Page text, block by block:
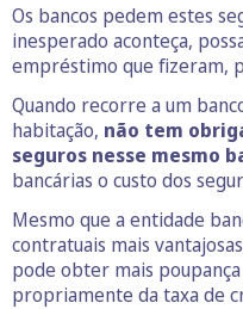
Os bancos pedem estes
inesperado aconteça,
empréstimo que fizeram,
Quando recorre a um
habitação, não tem
seguros nesse mesmo
bancárias o custo dos
Mesmo que a entidade
contratuais mais
pode obter mais
propriamente da taxa de